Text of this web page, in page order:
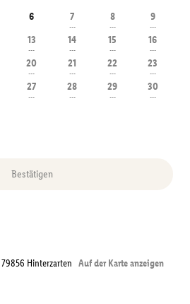
6 7
---
8
---
9
---
13
---
14
---
15
---
16
---
20
---
21
---
22
---
23
---
27
---
28
---
29
---
30
---
Bestätigen
79856 Hinterzarten Auf der Karte anzeigen